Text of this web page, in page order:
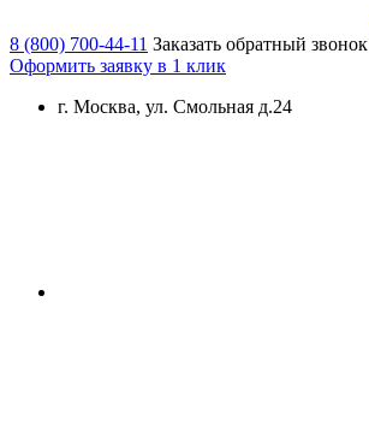
8 (800) 700-44-11 Заказать обратный звонок
Оформить заявку в 1 клик
г. Москва, ул. Смольная д.24